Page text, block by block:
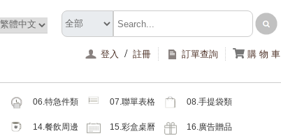
登入 / 註冊 訂單查詢 購 物 車
06.特急件類
07.聯單表格
08.手提袋類
14.餐飲周邊
15.彩盒桌曆
16.廣告贈品